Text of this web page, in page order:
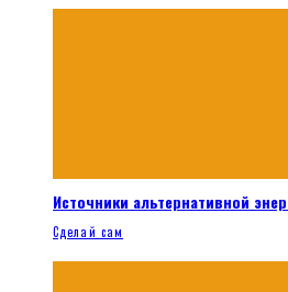
Источники альтернативной
Сделай сам